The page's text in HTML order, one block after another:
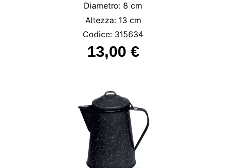
Diametro: 8 cm
Altezza: 13 cm
Codice: 315634
13,00 €